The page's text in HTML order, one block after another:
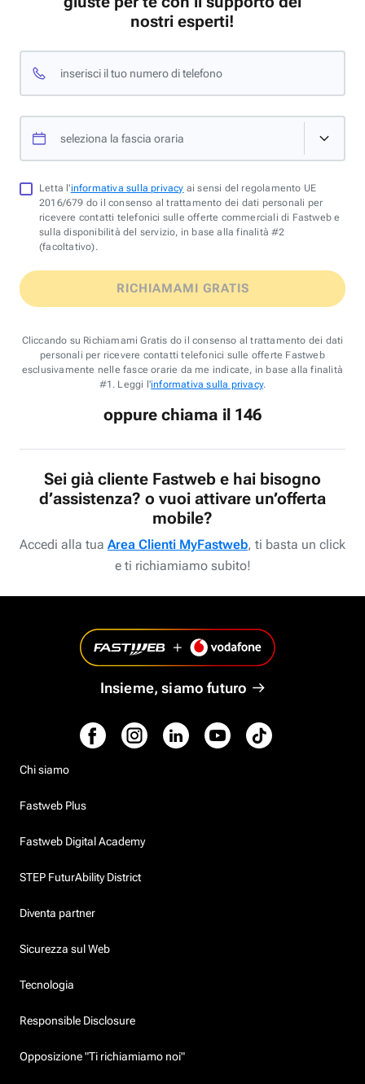
nostri esperti!
inserisci il tuo numero di telefono
seleziona la fascia oraria
Letta l'informativa sulla privacy ai sensi del regolamento UE
2016/679 do il consenso al trattamento dei dati personali per
ricevere contatti telefonici sulle offerte commerciali di Fastweb e
sulla disponibilità del servizio, in base alla finalità #2
(facoltativo).
RICHIAMAMI GRATIS
Cliccando su Richiamami Gratis do il consenso al trattamento dei dati
personali per ricevere contatti telefonici sulle offerte Fastweb
esclusivamente nelle fasce orarie da me indicate, in base alla finalità
#1. Leggi l'informativa sulla privacy.
oppure chiama il 146
Sei già cliente Fastweb e hai bisogno
d’assistenza? o vuoi attivare un’offerta
mobile?
Accedi alla tua Area Clienti MyFastweb, ti basta un click
e ti richiamiamo subito!
Insieme, siamo futuro
Chi siamo
Fastweb Plus
Fastweb Digital Academy
STEP FuturAbility District
Diventa partner
Sicurezza sul Web
Tecnologia
Responsible Disclosure
Opposizione "Ti richiamiamo noi"